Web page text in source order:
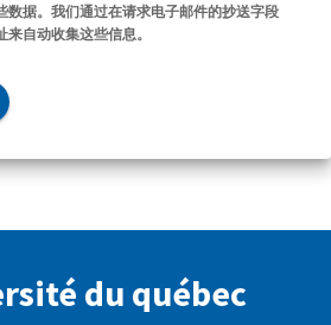
数据。我们通过在请求电子邮件的抄送字段
自动收集这些信息。
du québec